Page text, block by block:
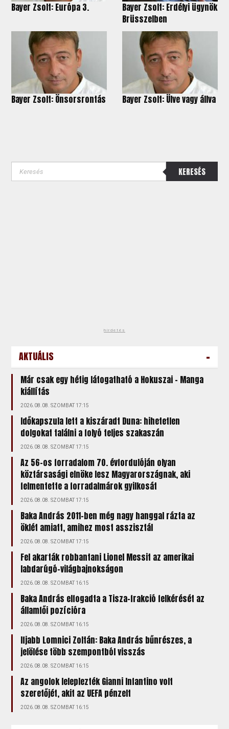
Bayer Zsolt: Európa 3.
Bayer Zsolt: Erdélyi ügynök
Brüsszelben
Bayer Zsolt: Önsorsrontás Bayer Zsolt: Ülve vagy állva
KERESÉS
hirdetés
AKTUÁLIS -
Már csak egy hétig látogatható a Hokuszai – Manga
kiállítás
2026.08.08. SZOMBAT 17:15
Időkapszula lett a kiszáradt Duna: hihetetlen
dolgokat találni a folyó teljes szakaszán
2026.08.08. SZOMBAT 17:15
Az 56-os forradalom 70. évfordulóján olyan
köztársasági elnöke lesz Magyarországnak, aki
felmentette a forradalmárok gyilkosát
2026.08.08. SZOMBAT 17:15
Baka András 2011-ben még nagy hanggal rázta az
öklét amiatt, amihez most asszisztál
2026.08.08. SZOMBAT 17:15
Fel akarták robbantani Lionel Messit az amerikai
labdarúgó-világbajnokságon
2026.08.08. SZOMBAT 16:15
Baka András elfogadta a Tisza-frakció felkérését az
államfői pozícióra
2026.08.08. SZOMBAT 16:15
Ifjabb Lomnici Zoltán: Baka András bűnrészes, a
jelölése több szempontból visszás
2026.08.08. SZOMBAT 16:15
Az angolok leleplezték Gianni Infantino volt
szeretőjét, akit az UEFA pénzelt
2026.08.08. SZOMBAT 16:15